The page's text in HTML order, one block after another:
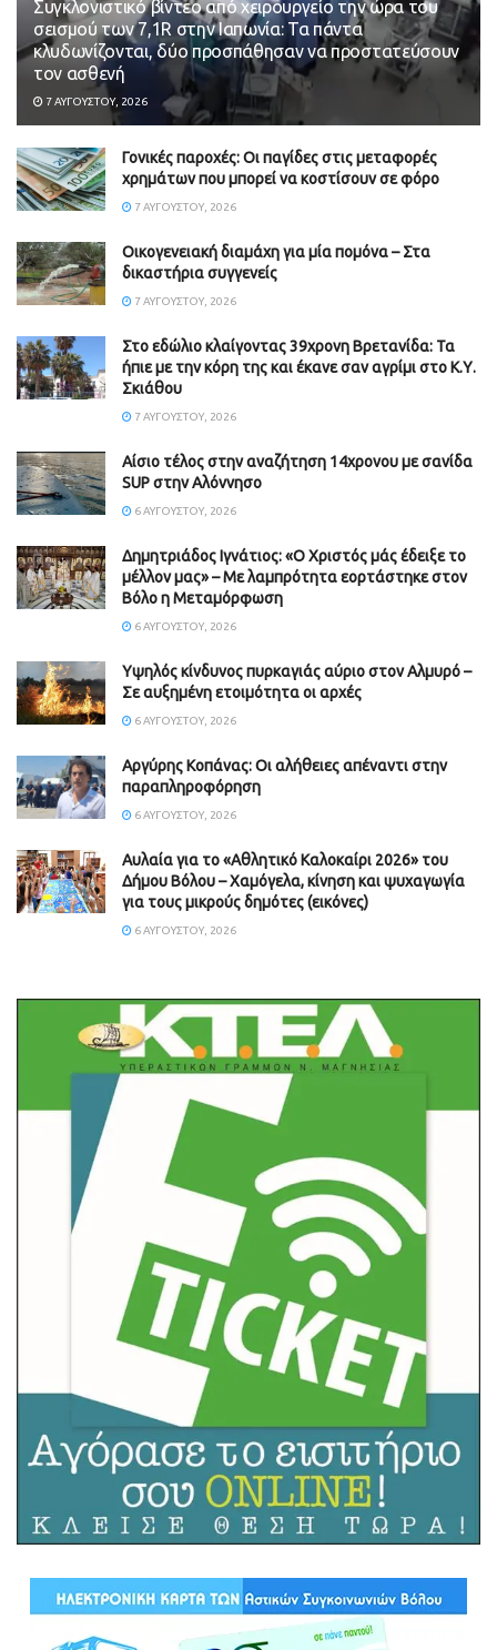
Συγκλονιστικό βίντεο από χειρουργείο την ώρα του
σεισμού των 7,1R στην Ιαπωνία: Τα πάντα
κλυδωνίζονται, δύο προσπάθησαν να προστατεύσουν
τον ασθενή
7 ΑΥΓΟΎΣΤΟΥ, 2026
Γονικές παροχές: Οι παγίδες στις μεταφορές
χρημάτων που μπορεί να κοστίσουν σε φόρο
7 ΑΥΓΟΎΣΤΟΥ, 2026
Οικογενειακή διαμάχη για μία πομόνα – Στα
δικαστήρια συγγενείς
7 ΑΥΓΟΎΣΤΟΥ, 2026
Στο εδώλιο κλαίγοντας 39χρονη Βρετανίδα: Τα
ήπιε με την κόρη της και έκανε σαν αγρίμι στο Κ.Υ.
Σκιάθου
7 ΑΥΓΟΎΣΤΟΥ, 2026
Αίσιο τέλος στην αναζήτηση 14χρονου με σανίδα
SUP στην Αλόννησο
6 ΑΥΓΟΎΣΤΟΥ, 2026
Δημητριάδος Ιγνάτιος: «Ο Χριστός μάς έδειξε το
μέλλον μας» – Με λαμπρότητα εορτάστηκε στον
Βόλο η Μεταμόρφωση
6 ΑΥΓΟΎΣΤΟΥ, 2026
Υψηλός κίνδυνος πυρκαγιάς αύριο στον Αλμυρό –
Σε αυξημένη ετοιμότητα οι αρχές
6 ΑΥΓΟΎΣΤΟΥ, 2026
Aργύρης Κοπάνας: Οι αλήθειες απέναντι στην
παραπληροφόρηση
6 ΑΥΓΟΎΣΤΟΥ, 2026
Αυλαία για το «Αθλητικό Καλοκαίρι 2026» του
Δήμου Βόλου – Χαμόγελα, κίνηση και ψυχαγωγία
για τους μικρούς δημότες (εικόνες)
6 ΑΥΓΟΎΣΤΟΥ, 2026